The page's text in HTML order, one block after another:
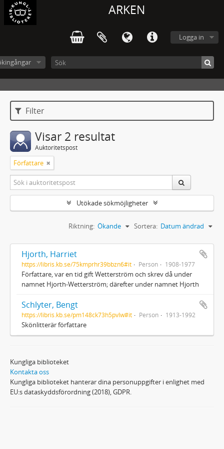
ARKEN
Logga in
Filter
Visar 2 resultat
Auktoritetspost
Författare
Utökade sökmöjligheter
Sortera: Datum ändrad
Riktning: Ökande
Hjorth, Harriet
https://libris.kb.se/75kmprhr39bbzn6#it Person 1908-1977
Författare, var en tid gift Wetterström och skrev då under
namnet Hjorth-Wetterström; därefter under namnet Hjorth
Schlyter, Bengt
https://libris.kb.se/pm148ck73h5pvlw#it Person 1913-1992
Skönlitterär författare
Kungliga biblioteket
Kontakta oss
Kungliga biblioteket hanterar dina personuppgifter i enlighet med
EU:s dataskyddsförordning (2018), GDPR.